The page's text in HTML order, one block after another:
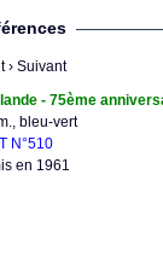
› Suivant
- 75ème
bleu-vert
N°510
en 1961